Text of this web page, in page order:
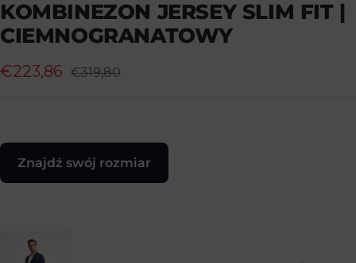
1
2 3 4 5 6
KOMBINEZON JERSEY SLIM FIT |
CIEMNOGRANATOWY
Cena
€223,86 Cena
€319,80
Znajdź swój rozmiar